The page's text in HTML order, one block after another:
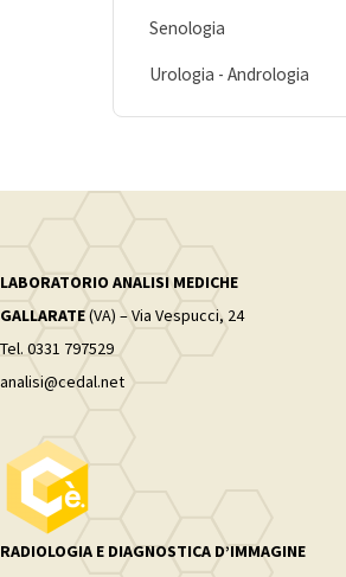
Senologia
Urologia - Andrologia
LABORATORIO ANALISI MEDICHE
GALLARATE(VA) – Via Vespucci, 24
Tel. 0331 797529
analisi@cedal.net
RADIOLOGIA E DIAGNOSTICA D’IMMAGINE